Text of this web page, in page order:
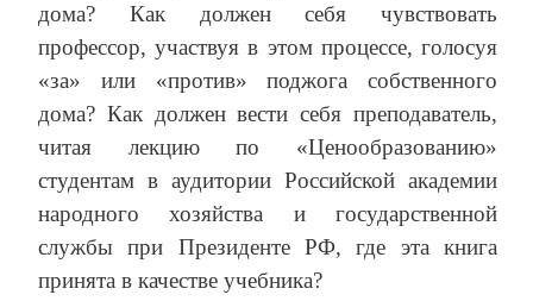
дома? Как должен себя чувствовать
профессор, участвуя в этом процессе, голосуя
«за» или «против» поджога собственного
дома? Как должен вести себя преподаватель,
читая лекцию по «Ценообразованию»
студентам в аудитории Российской академии
народного хозяйства и государственной
службы при Президенте РФ, где эта книга
принята в качестве учебника?